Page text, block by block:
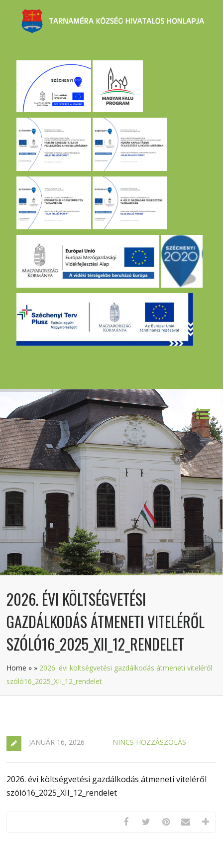
2026. ÉVI KÖLTSÉGVETÉSI
GAZDÁLKODÁS ÁTMENETI VITELÉRŐL
SZÓLÓ16_2025_XII_12_RENDELET
Home » » 2026. évi költségvetési gazdálkodás átmeneti viteléről
szóló16_2025_XII_12_rendelet
JANUÁR 16, 2026 NINCS HOZZÁSZÓLÁS
2026. évi költségvetési gazdálkodás átmeneti viteléről
szóló16_2025_XII_12_rendelet